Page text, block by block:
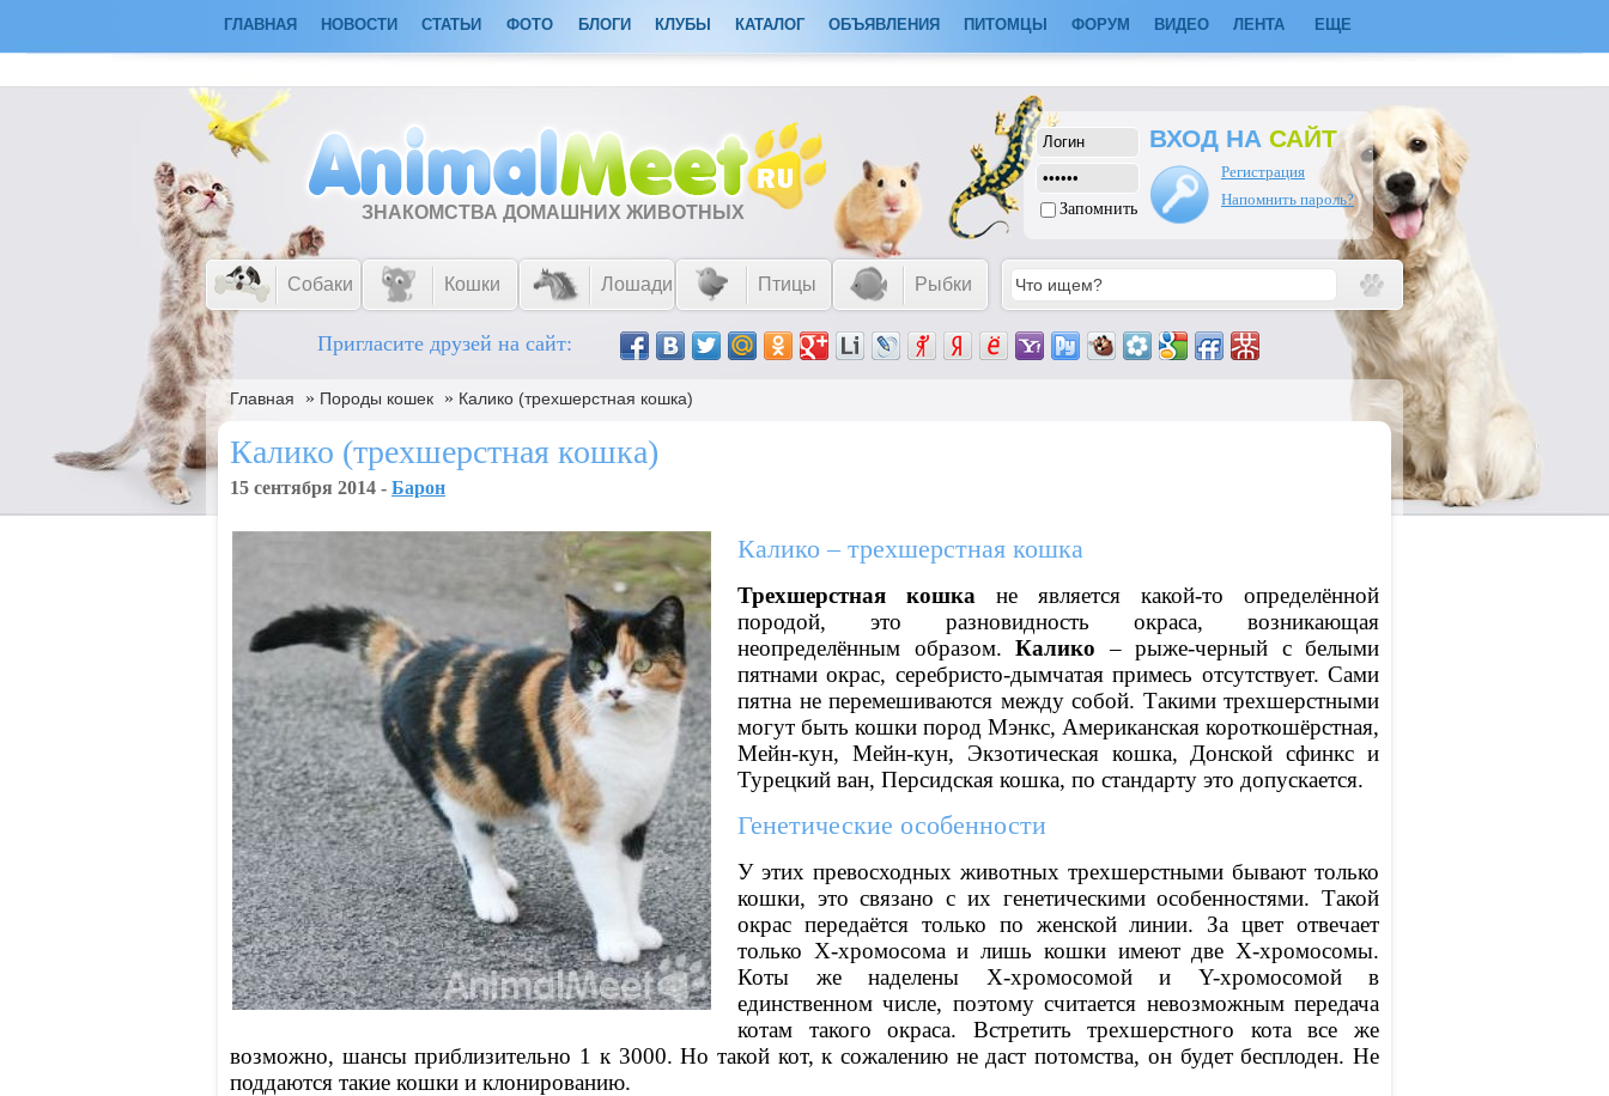
ГЛАВНАЯ НОВОСТИ СТАТЬИ ФОТО БЛОГИ КЛУБЫ КАТАЛОГ ОБЪЯВЛЕНИЯ ПИТОМЦЫ ФОРУМ ВИДЕО ЛЕНТА ЕЩЕ
ЗНАКОМСТВА ДОМАШНИХ ЖИВОТНЫХ Запомнить
ВХОД НА САЙТ
Регистрация
Напомнить пароль?
Собаки Кошки Лошади Птицы Рыбки
Пригласите друзей на сайт:
Главная » Породы кошек » Калико (трехшерстная кошка)
Калико (трехшерстная кошка)
15 сентября 2014 - Барон
Калико – трехшерстная кошка
Трехшерстная кошка не является какой-то определённой
породой, это разновидность окраса, возникающая
неопределённым образом. Калико – рыже-черный с белыми
пятнами окрас, серебристо-дымчатая примесь отсутствует. Сами
пятна не перемешиваются между собой. Такими трехшерстными
могут быть кошки пород Мэнкс, Американская короткошёрстная,
Мейн-кун, Мейн-кун, Экзотическая кошка, Донской сфинкс и
Турецкий ван, Персидская кошка, по стандарту это допускается.
Генетические особенности
У этих превосходных животных трехшерстными бывают только
кошки, это связано с их генетическими особенностями. Такой
окрас передаётся только по женской линии. За цвет отвечает
только Х-хромосома и лишь кошки имеют две X-хромосомы.
Коты же наделены X-хромосомой и Y-хромосомой в
единственном числе, поэтому считается невозможным передача
котам такого окраса. Встретить трехшерстного кота все же
возможно, шансы приблизительно 1 к 3000. Но такой кот, к сожалению не даст потомства, он будет бесплоден. Не
поддаются такие кошки и клонированию.